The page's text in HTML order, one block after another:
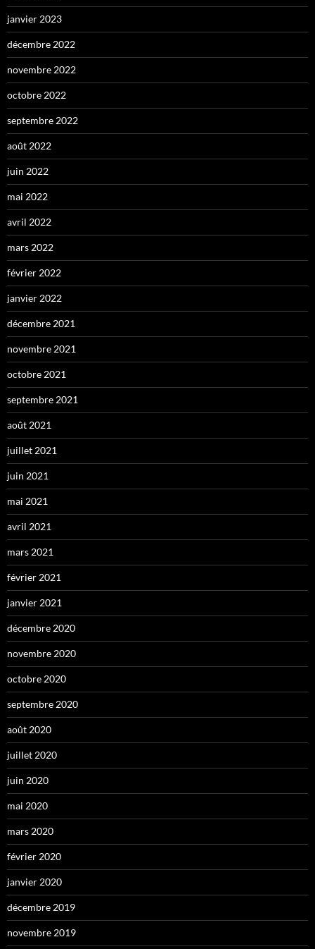
janvier 2023
décembre 2022
novembre 2022
octobre 2022
septembre 2022
août 2022
juin 2022
mai 2022
avril 2022
mars 2022
février 2022
janvier 2022
décembre 2021
novembre 2021
octobre 2021
septembre 2021
août 2021
juillet 2021
juin 2021
mai 2021
avril 2021
mars 2021
février 2021
janvier 2021
décembre 2020
novembre 2020
octobre 2020
septembre 2020
août 2020
juillet 2020
juin 2020
mai 2020
mars 2020
février 2020
janvier 2020
décembre 2019
novembre 2019